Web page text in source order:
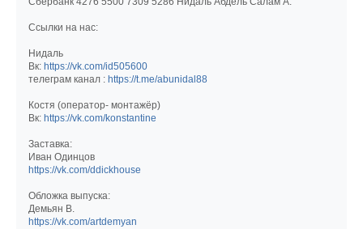
Ссылки на нас:
Нидаль
Вк: https://vk.com/id505600
телеграм канал : https://t.me/abunidal88
Костя (оператор- монтажёр)
Вк: https://vk.com/konstantine
Заставка:
Иван Одинцов
https://vk.com/ddickhouse
Обложка выпуска:
Демьян В.
https://vk.com/artdemyan